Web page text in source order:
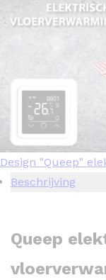
Design "Queep"
Beschrijving
Queep